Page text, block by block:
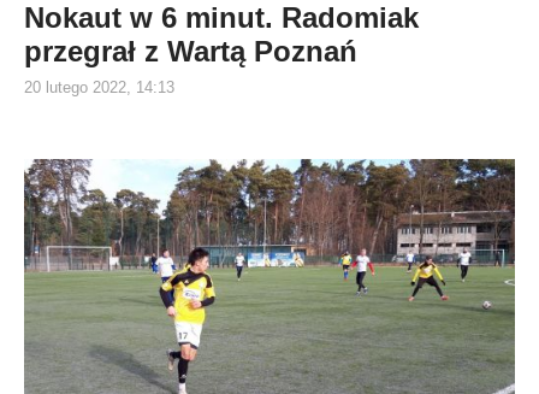
Nokaut w 6 minut. Radomiak
przegrał z Wartą Poznań
20 lutego 2022, 14:13